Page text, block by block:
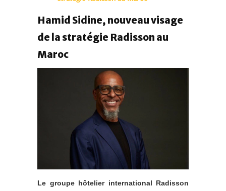
Hamid Sidine, nouveau visage
de la stratégie Radisson au
Maroc
Le groupe hôtelier international Radisson